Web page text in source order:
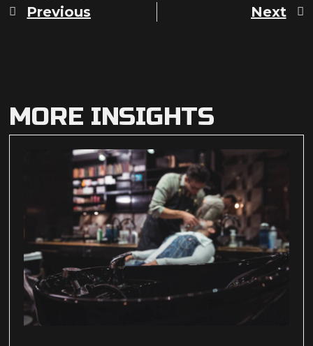
Previous Next
MORE INSIGHTS